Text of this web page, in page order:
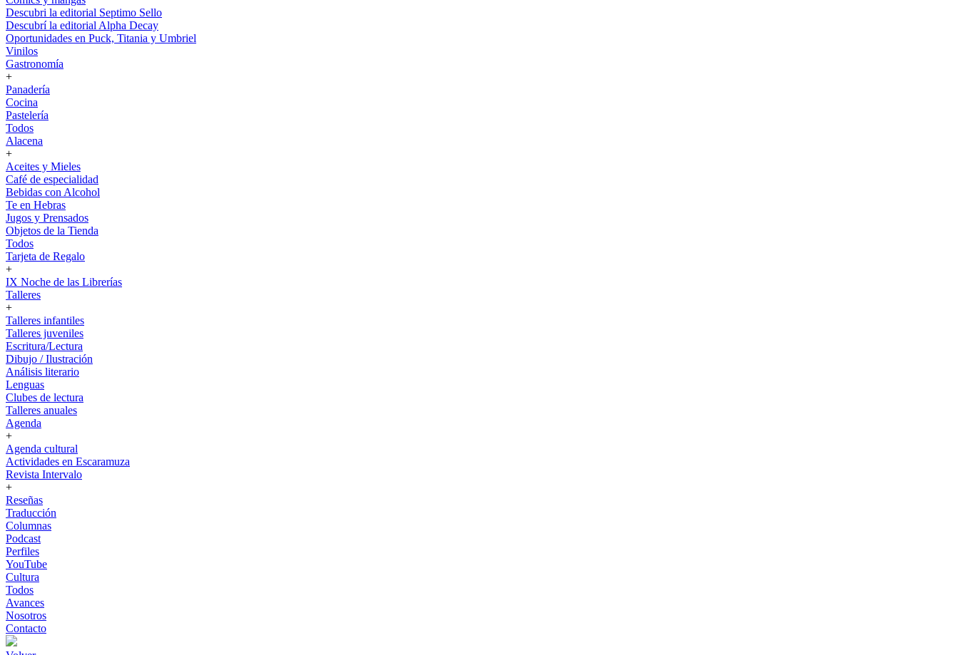
Descubri la editorial Septimo Sello
Descubrí la editorial Alpha Decay
Oportunidades en Puck, Titania y Umbriel
Vinilos
Gastronomía
+
Panadería
Cocina
Pastelería
Todos
Alacena
+
Aceites y Mieles
Café de especialidad
Bebidas con Alcohol
Te en Hebras
Jugos y Prensados
Objetos de la Tienda
Todos
Tarjeta de Regalo
+
IX Noche de las Librerías
Talleres
+
Talleres infantiles
Talleres juveniles
Escritura/Lectura
Dibujo / Ilustración
Análisis literario
Lenguas
Clubes de lectura
Talleres anuales
Agenda
+
Agenda cultural
Actividades en Escaramuza
Revista Intervalo
+
Reseñas
Traducción
Columnas
Podcast
Perfiles
YouTube
Cultura
Todos
Avances
Nosotros
Contacto